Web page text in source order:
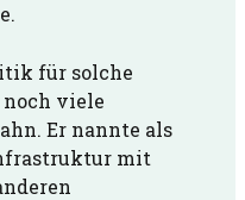
für solche
noch viele
Er nannte als
mit